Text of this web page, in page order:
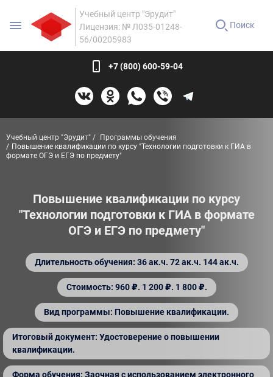
Учебный центр "Эрудит"
Лицензия: № Л035-01248-
56/00205983
Поиск
+7 (800) 600-59-04
Учебный центр "Эрудит"
Программы обучения
Повышение квалификации по курсу "Технологии подготовки к ГИА в
формате ОГЭ и ЕГЭ по предмету"
Повышение квалификации по курсу
"Технологии подготовки к ГИА в формате
ОГЭ и ЕГЭ по предмету"
Длительность обучения: 36 ак.ч. 72 ак.ч. 144 ак.ч.
Стоимость: 960 ₽. 1 200 ₽. 1 800 ₽.
Вид программы: Повышение квалификации.
Итоговый документ: Удостоверение о повышении
квалификации.
Форма обучения: Заочная с использованием электронного